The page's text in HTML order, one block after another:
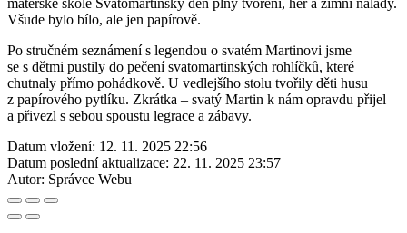
Všude bylo bílo, ale jen papírově.
Po stručném seznámení s legendou o svatém Martinovi jsme
se s dětmi pustily do pečení svatomartinských rohlíčků, které
chutnaly přímo pohádkově. U vedlejšího stolu tvořily děti husu
z papírového pytlíku. Zkrátka – svatý Martin k nám opravdu přijel
a přivezl s sebou spoustu legrace a zábavy.
Datum vložení: 12. 11. 2025 22:56
Datum poslední aktualizace: 22. 11. 2025 23:57
Autor: Správce Webu